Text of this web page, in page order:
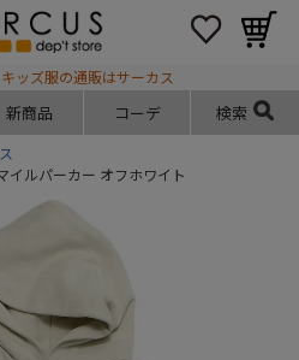
ッズ服の通販はサーカス
新商品 コーデ 検索
イルパーカー オフホワイト